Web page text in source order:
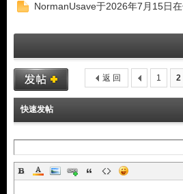
NormanUsave于2026年7月15日
1 2
返 回
快速发帖